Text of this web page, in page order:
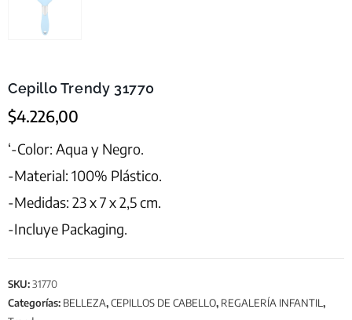
Cepillo Trendy 31770
$4.226,00
‘-Color: Aqua y Negro.
-Material: 100% Plástico.
-Medidas: 23 x 7 x 2,5 cm.
-Incluye Packaging.
SKU:31770
Categorías: BELLEZA,CEPILLOS DE CABELLO, REGALERÍA INFANTIL,